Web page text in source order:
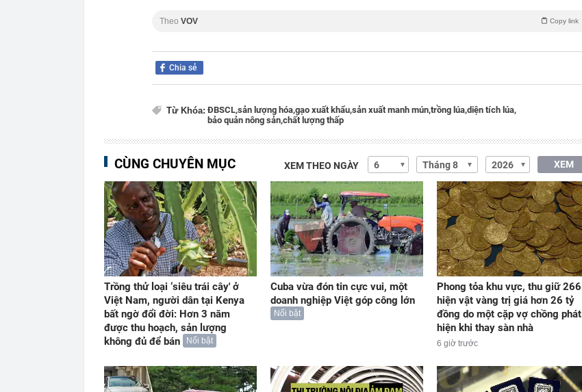
Theo VOV Copy link
Chia sẻ
Từ Khóa: ĐBSCL,sản lượng hóa,gạo xuất khẩu,sản xuất manh mún,trồng lúa,diện tích lúa,
bảo quản nông sản,chất lượng thấp
CÙNG CHUYÊN MỤC XEM THEO NGÀY XEM
Trồng thử loại ‘siêu trái cây' ở
Việt Nam, người dân tại Kenya
bất ngờ đổi đời: Hơn 3 năm
được thu hoạch, sản lượng
không đủ để bán
Nổi bật
Cuba vừa đón tin cực vui, một
doanh nghiệp Việt góp công lớn
Nổi bật
Phong tỏa khu vực, thu giữ 266
hiện vật vàng trị giá hơn 26 tỷ
đồng do một cặp vợ chồng phát
hiện khi thay sàn nhà
6 giờ trước